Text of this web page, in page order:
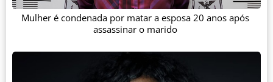
Mulher é condenada por matar a esposa 20 anos após
assassinar o marido